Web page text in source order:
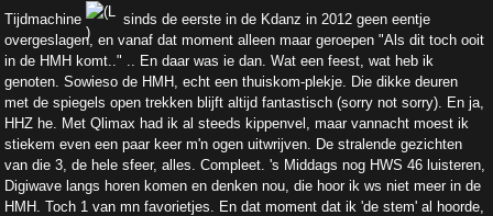
Tijdmachine
sinds de eerste in de Kdanz in 2012 geen eentje
overgeslagen, en vanaf dat moment alleen maar geroepen "Als dit toch ooit
in de HMH komt.." .. En daar was ie dan. Wat een feest, wat heb ik
genoten. Sowieso de HMH, echt een thuiskom-plekje. Die dikke deuren
met de spiegels open trekken blijft altijd fantastisch (sorry not sorry). En ja,
HHZ he. Met Qlimax had ik al steeds kippenvel, maar vannacht moest ik
stiekem even een paar keer m'n ogen uitwrijven. De stralende gezichten
van die 3, de hele sfeer, alles. Compleet. 's Middags nog HWS 46 luisteren,
Digiwave langs horen komen en denken nou, die hoor ik ws niet meer in de
HMH. Toch 1 van mn favorietjes. En dat moment dat ik 'de stem' al hoorde,